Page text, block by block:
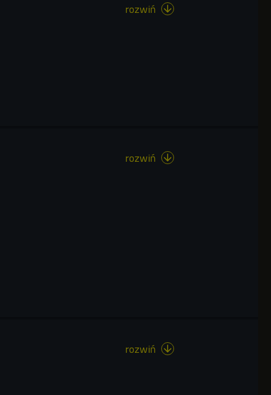
rozwiń 
rozwiń 
rozwiń 